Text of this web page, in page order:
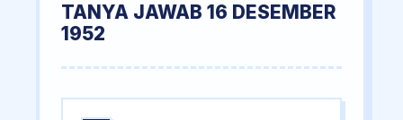
TANYA JAWAB 16 DESEMBER
1952